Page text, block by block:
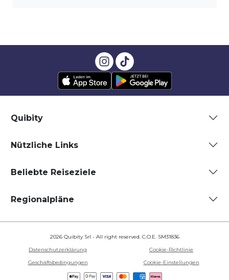
Quibity
Nützliche Links
Beliebte Reiseziele
Regionalpläne
2026 Quibity Srl - All right reserved. C.O.E. SM31836
Datenschutzerklärung
Cookie-Richtlinie
Geschäftsbedingungen
Cookie-Einstellungen